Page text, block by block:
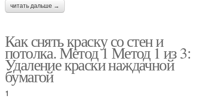
читать дальше →
Как снять краску со стен и
потолка. Метод 1 Метод 1 из 3:
Удаление краски наждачной
бумагой
1